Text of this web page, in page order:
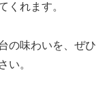
くれます。
の味わいを、ぜひ
い。